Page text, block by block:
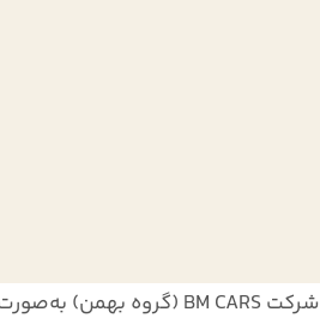
شرکت BM CARS (گروه بهمن)